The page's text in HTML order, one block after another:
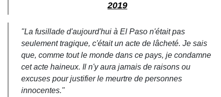
2019
"La fusillade d'aujourd'hui à El Paso n'était pas
seulement tragique, c'était un acte de lâcheté. Je sais
que, comme tout le monde dans ce pays, je condamne
cet acte haineux. Il n'y aura jamais de raisons ou
excuses pour justifier le meurtre de personnes
innocentes."